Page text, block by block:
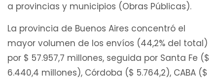
a provincias y municipios (Obras Públicas).
La provincia de Buenos Aires concentró el
mayor volumen de los envíos (44,2% del total)
por $ 57.957,7 millones, seguida por Santa Fe ($
6.440,4 millones), Córdoba ($ 5.764,2), CABA ($